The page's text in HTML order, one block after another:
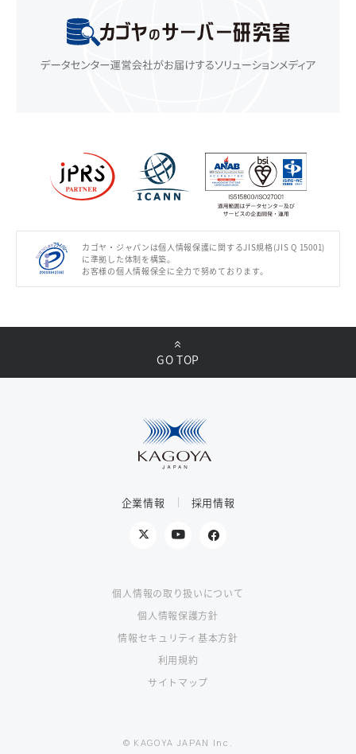
カゴヤ・ジャパンは個人情報保護に関するJIS規格(JIS Q 15001)
に準拠した体制を構築。
お客様の個人情報保全に全力で努めております。
企業情報 採用情報
個人情報の取り扱いについて
個人情報保護方針
情報セキュリティ基本方針
利用規約
サイトマップ
© KAGOYA JAPAN Inc.
GO TOP